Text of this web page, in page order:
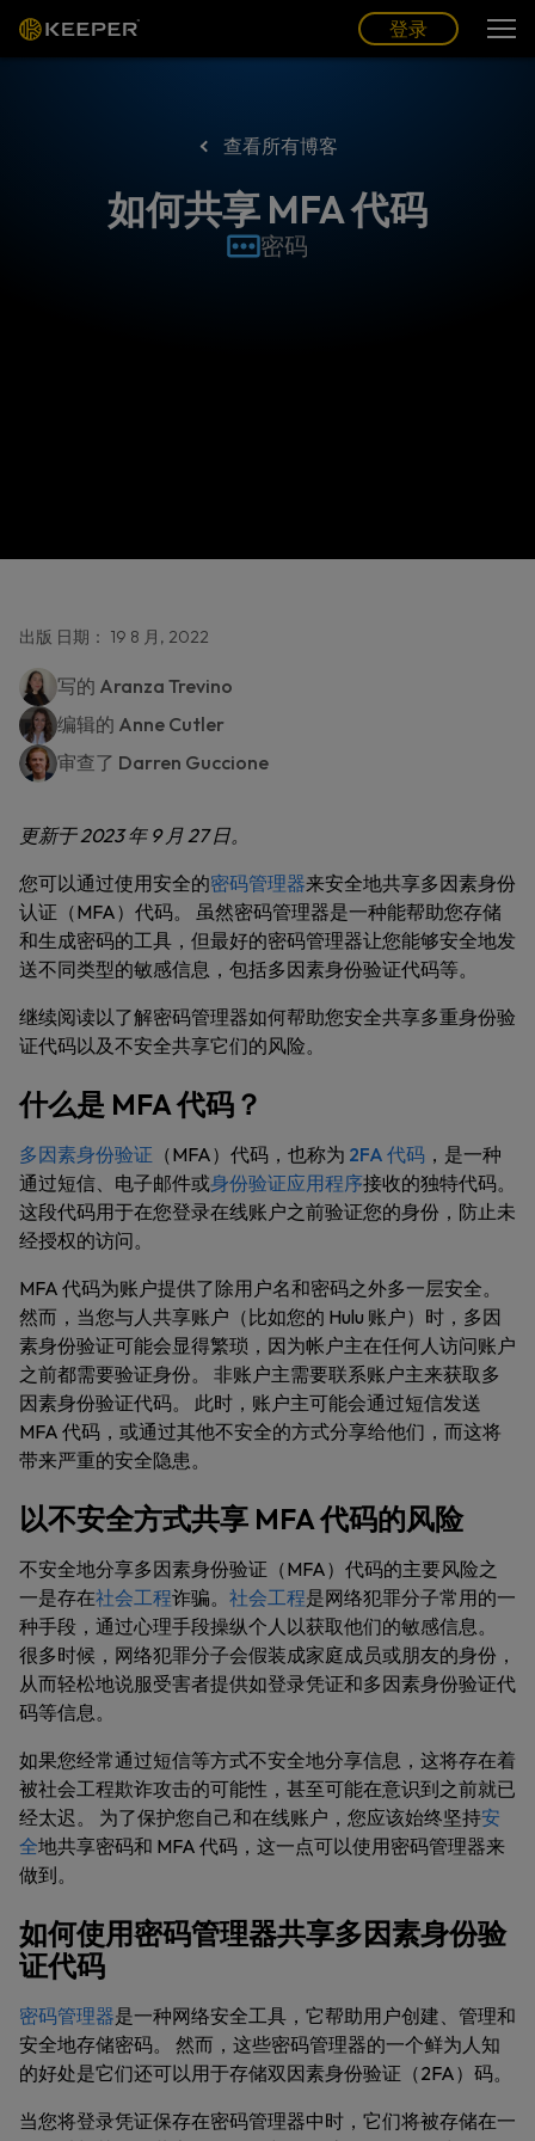
登录
查看所有博客
如何共享 MFA 代码
密码
出版 日期： 19 8 月, 2022
写的 Aranza Trevino
编辑的 Anne Cutler
审查了 Darren Guccione
更新于 2023 年 9 月 27 日。
您可以通过使用安全的密码管理器来安全地共享多因素身份
认证（MFA）代码。 虽然密码管理器是一种能帮助您存储
和生成密码的工具，但最好的密码管理器让您能够安全地发
送不同类型的敏感信息，包括多因素身份验证代码等。
继续阅读以了解密码管理器如何帮助您安全共享多重身份验
证代码以及不安全共享它们的风险。
什么是 MFA 代码？
多因素身份验证 （MFA）代码，也称为 2FA 代码 ，是一种
通过短信、电子邮件或身份验证应用程序接收的独特代码。
这段代码用于在您登录在线账户之前验证您的身份，防止未
经授权的访问。
MFA 代码为账户提供了除用户名和密码之外多一层安全。
然而，当您与人共享账户（比如您的 Hulu 账户）时，多因
素身份验证可能会显得繁琐，因为帐户主在任何人访问账户
之前都需要验证身份。 非账户主需要联系账户主来获取多
因素身份验证代码。 此时，账户主可能会通过短信发送
MFA 代码，或通过其他不安全的方式分享给他们，而这将
带来严重的安全隐患。
以不安全方式共享 MFA 代码的风险
不安全地分享多因素身份验证（MFA）代码的主要风险之
一是存在社会工程诈骗。 社会工程是网络犯罪分子常用的一
种手段，通过心理手段操纵个人以获取他们的敏感信息。
很多时候，网络犯罪分子会假装成家庭成员或朋友的身份，
从而轻松地说服受害者提供如登录凭证和多因素身份验证代
码等信息。
如果您经常通过短信等方式不安全地分享信息，这将存在着
被社会工程欺诈攻击的可能性，甚至可能在意识到之前就已
经太迟。 为了保护您自己和在线账户，您应该始终坚持安
全地共享密码和 MFA 代码，这一点可以使用密码管理器来
做到。
如何使用密码管理器共享多因素身份验
证代码
密码管理器是一种网络安全工具，它帮助用户创建、管理和
安全地存储密码。 然而，这些密码管理器的一个鲜为人知
的好处是它们还可以用于存储双因素身份验证（2FA）码。
当您将登录凭证保存在密码管理器中时，它们将被存储在一